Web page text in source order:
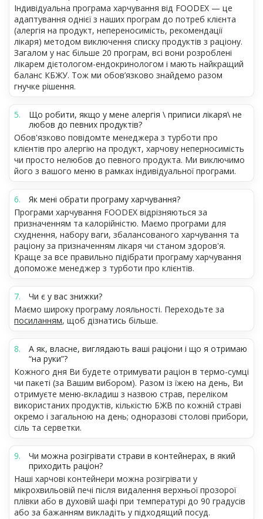
Індивідуальна програма харчування від FOODEX — це
адаптування однієї з наших програм до потреб клієнта
(алергія на продукт, непереносимість, рекомендації
лікаря) методом виключення списку продуктів з раціону.
Загалом у нас більше 20 програм, всі вони розроблені
лікарем дієтологом-ендокринологом і мають найкращий
баланс КБЖУ. Тож ми обов’язково знайдемо разом
гнучке рішення.
Що робити, якщо у мене алергія \ приписи лікаря\ не
любов до певних продуктів?
Обов'язково повідомте менеджера з турботи про
клієнтів про алергію на продукт, харчову неперносимість
чи просто нелюбов до певного продукта. Ми виключимо
його з вашого меню в рамках індивідуальної програми.
Як мені обрати програму харчування?
Програми харчування FOODEX відрізняються за
призначенням та калорійністю. Маємо програми для
схуднення, набору ваги, збалансованого харчування та
раціону за призначенням лікаря чи станом здоров'я.
Краще за все правильно підібрати програму харчування
допоможе менеджер з турботи про клієнтів.
Чи є у вас знижки?
Маємо широку програму лояльності. Переходьте за
посиланням, щоб дізнатись більше.
А як, власне, виглядають ваші раціони і що я отримаю
“на руки”?
Кожного дня Ви будете отримувати раціон в термо-сумці
чи пакеті (за Вашим вибором). Разом із їжею на день, Ви
отримуєте меню-вкладиш з назвою страв, переліком
використаних продуктів, кількістю БЖВ по кожній страві
окремо і загальною на день; одноразові столові прибори,
сіль та серветки.
Чи можна розігрівати страви в контейнерах, в який
приходить раціон?
Наші харчові контейнери можна розігрівати у
мікрохвильовій печі після видалення верхньої прозорої
плівки або в духовій шафі при температурі до 90 градусів
або за бажанням викладіть у підходящий посуд.